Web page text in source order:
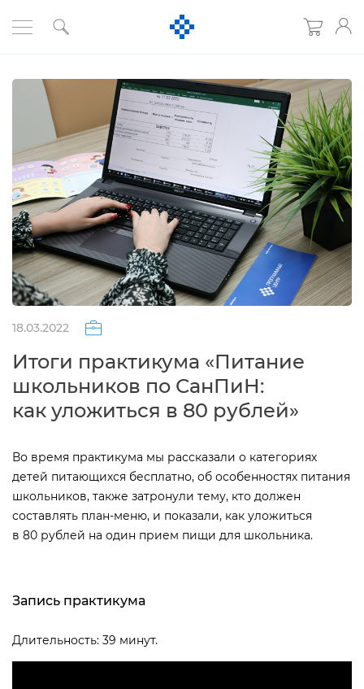
18.03.2022
Итоги практикума «Питание
школьников по СанПиН:
как уложиться в 80 рублей»
о время практикума мы рассказали о категориях
детей питающихся бесплатно, об особенностях питания
школьников, также затронули тему, кто должен
составлять план-меню, и показали, как уложиться
80 рублей на один прием пищи для школьника.
Запись практикума
Длительность: 39 минут.